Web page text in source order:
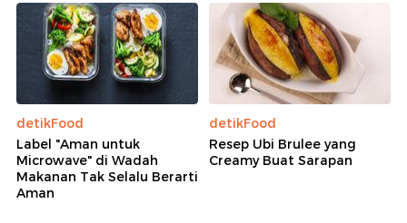
detikFood
Label "Aman untuk
Microwave" di Wadah
Makanan Tak Selalu Berarti
Aman
detikFood
Resep Ubi Brulee yang
Creamy Buat Sarapan